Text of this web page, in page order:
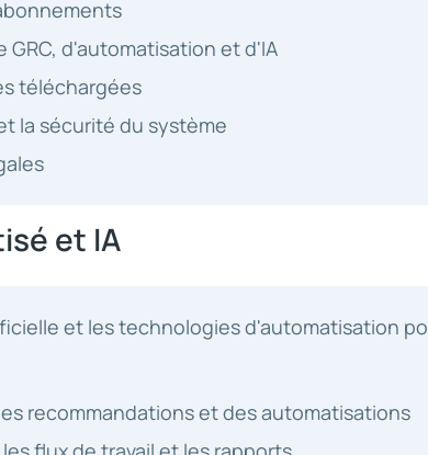
d'automatisation et d'IA
téléchargées
la sécurité du système
et IA
et les technologies d'automatisation
recommandations et des automatisations